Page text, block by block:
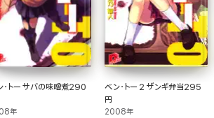
・トー サバの味噌煮290
年
ベン・トー 2 ザンギ弁当295
円
2008年